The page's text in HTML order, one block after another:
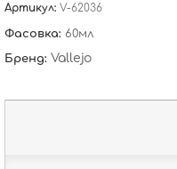
Артикул: V-62036
Фасовка: 60мл
Бренд: Vallejo